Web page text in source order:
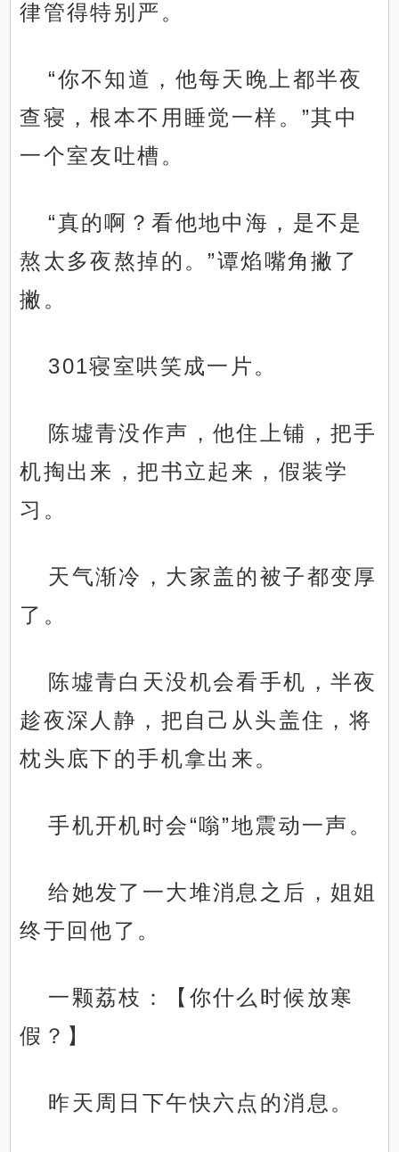
律管得特别严。
“你不知道，他每天晚上都半夜
查寝，根本不用睡觉一样。”其中
一个室友吐槽。
“真的啊？看他地中海，是不是
熬太多夜熬掉的。”谭焰嘴角撇了
撇。
301寝室哄笑成一片。
陈墟青没作声，他住上铺，把手
机掏出来，把书立起来，假装学
习。
天气渐冷，大家盖的被子都变厚
了。
陈墟青白天没机会看手机，半夜
趁夜深人静，把自己从头盖住，将
枕头底下的手机拿出来。
手机开机时会“嗡”地震动一声。
给她发了一大堆消息之后，姐姐
终于回他了。
一颗荔枝：【你什么时候放寒
假？】
昨天周日下午快六点的消息。